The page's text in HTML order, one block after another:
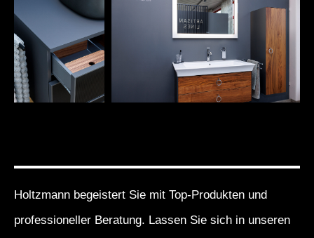
Holtzmann begeistert Sie mit Top-Produkten und
professioneller Beratung. Lassen Sie sich in unseren